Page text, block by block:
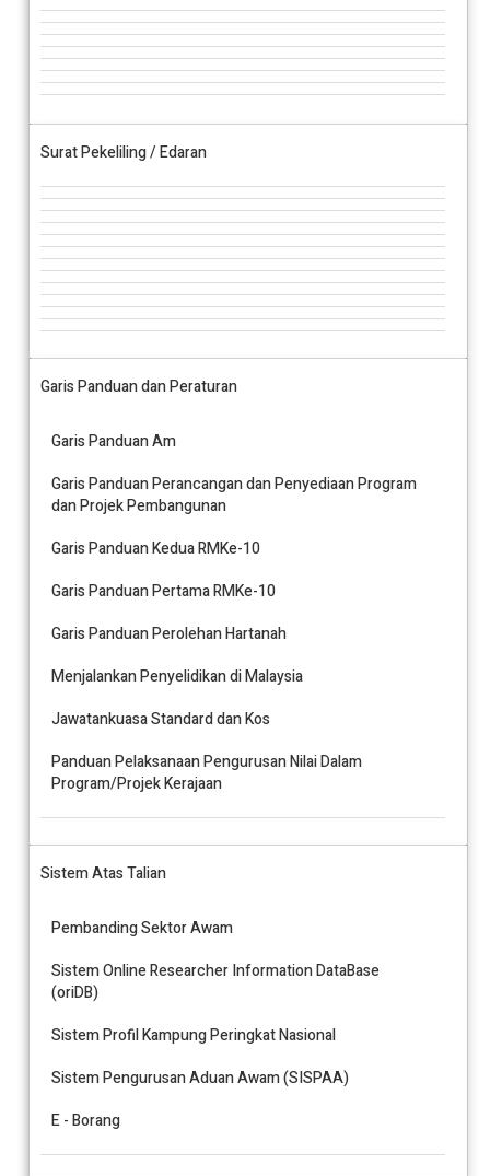
Surat Pekeliling / Edaran
Garis Panduan dan Peraturan
Garis Panduan Am
Garis Panduan Perancangan dan Penyediaan Program
dan Projek Pembangunan
Garis Panduan Kedua RMKe-10
Garis Panduan Pertama RMKe-10
Garis Panduan Perolehan Hartanah
Menjalankan Penyelidikan di Malaysia
Jawatankuasa Standard dan Kos
Panduan Pelaksanaan Pengurusan Nilai Dalam
Program/Projek Kerajaan
Sistem Atas Talian
Pembanding Sektor Awam
Sistem Online Researcher Information DataBase
(oriDB)
Sistem Profil Kampung Peringkat Nasional
Sistem Pengurusan Aduan Awam (SISPAA)
E - Borang